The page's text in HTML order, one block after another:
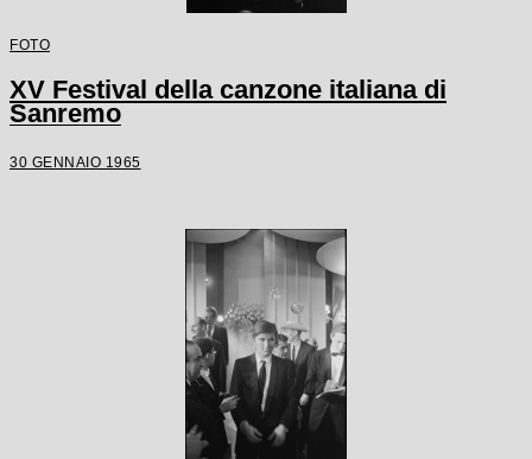
FOTO
XV Festival della canzone italiana di
Sanremo
30 GENNAIO 1965